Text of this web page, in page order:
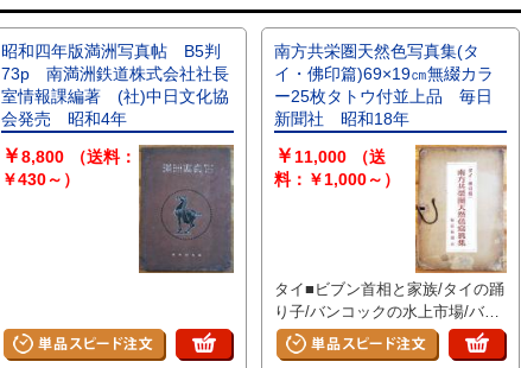
昭和四年版満洲写真帖 B5判
73p 南満洲鉄道株式会社社長
室情報課編著 (社)中日文化協
会発売 昭和4年
￥8,800
（送料：
￥430～）
南方共栄圏天然色写真集(タ
イ・佛印篇)69×19㎝無綴カラ
ー25枚タトウ付並上品 毎日
新聞社 昭和18年
￥ 11,000
（送
料：￥1,000～）
タイ■ビブン首相と家族/タイの踊
り子/バンコックの水上市場/バン
コックの毒蛇病院/ワット・ポウ/
バンコック王宮/他 <BR>佛印■サ